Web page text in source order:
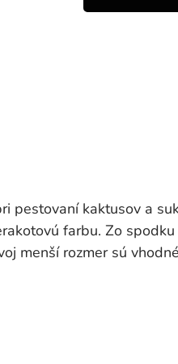
pestovaní kaktusov a
farbu. Zo
menší rozmer sú